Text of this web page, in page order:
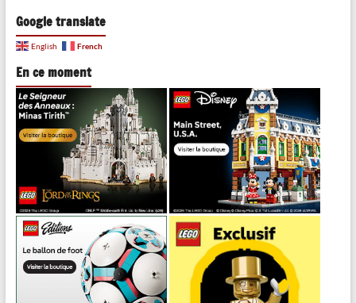
Google translate
English French
En ce moment